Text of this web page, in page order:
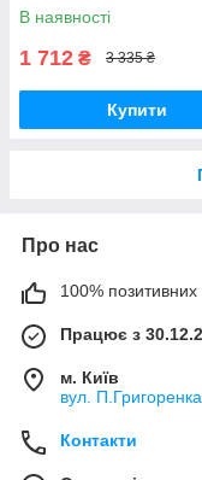
В наявності
1 712 ₴ 3 335 ₴
Купити
Про нас
100% позитивних
Працює з
м. Київ
вул.
Контакти